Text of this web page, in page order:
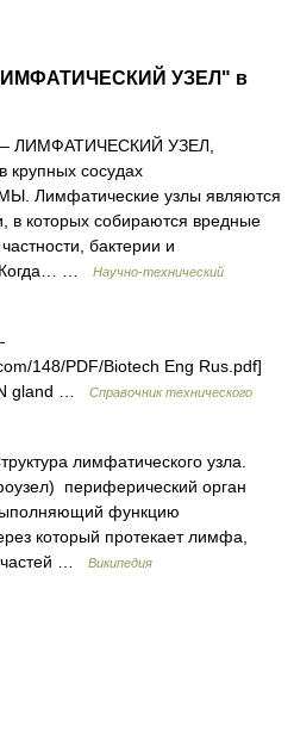
УЗЕЛ" в
ЛИМФАТИЧЕСКИЙ УЗЕЛ,
крупных сосудах
Лимфатические узлы являются
в которых собираются вредные
бактерии и
Когда… …
Научно-технический
148/PDF/Biotech Eng Rus.pdf]
gland …
Справочник технического
лимфатического узла.
периферический орган
функцию
который протекает лимфа,
частей …
Википедия